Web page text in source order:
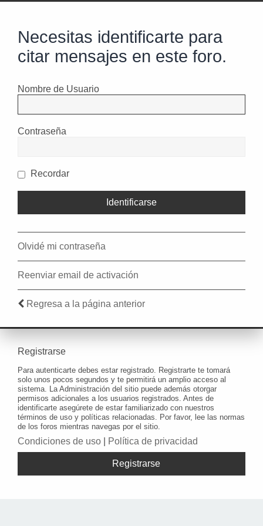
Necesitas identificarte para
citar mensajes en este foro.
Nombre de Usuario
Contraseña
Recordar
Olvidé mi contraseña
Reenviar email de activación
Regresa a la página anterior
Registrarse
Para autenticarte debes estar registrado. Registrarte te tomará
solo unos pocos segundos y te permitirá un amplio acceso al
sistema. La Administración del sitio puede además otorgar
permisos adicionales a los usuarios registrados. Antes de
identificarte asegúrete de estar familiarizado con nuestros
términos de uso y políticas relacionadas. Por favor, lee las normas
de los foros mientras navegas por el sitio.
Condiciones de uso Política de privacidad
Registrarse